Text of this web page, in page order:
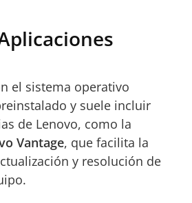
el sistema operativo
y suele incluir
de Lenovo, como la
Vantage, que facilita la
y resolución de